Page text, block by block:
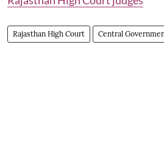
Rajasthan High Court Central